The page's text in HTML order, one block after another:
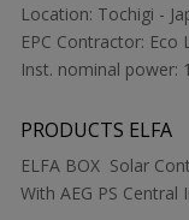
Location: Tochigi -
EPC Contractor: Eco
Inst. nominal power:
PRODUCTS ELFA
ELFA BOX Solar
With AEG PS Central